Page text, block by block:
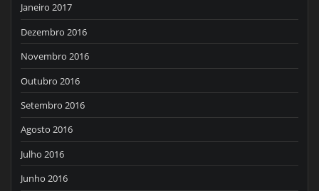
Janeiro 2017
Dezembro 2016
Novembro 2016
Outubro 2016
Setembro 2016
Agosto 2016
Julho 2016
Junho 2016